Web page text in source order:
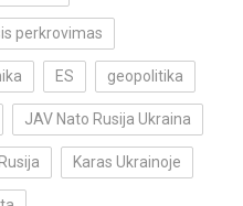
perkrovimas
ES geopolitika
JAV Nato Rusija Ukraina
Karas Ukrainoje